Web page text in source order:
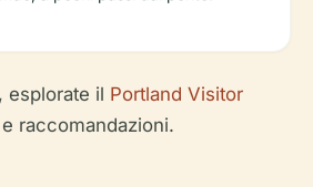
esplorate il Portland Visitor
raccomandazioni.